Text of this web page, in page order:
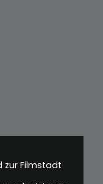
zur Filmstadt